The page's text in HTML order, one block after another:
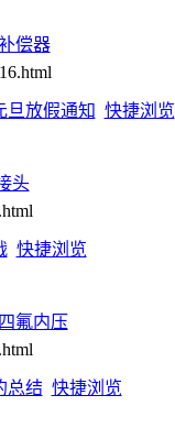
偿器
旦放假通知 快捷浏览
头
快捷浏览
氟内压
总结 快捷浏览